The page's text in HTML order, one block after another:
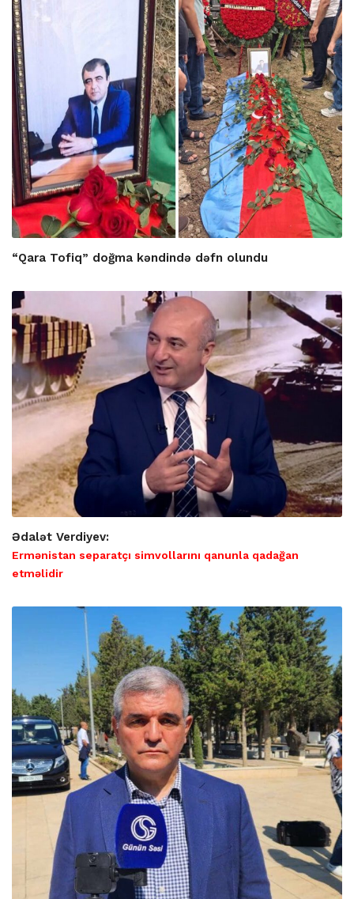
“Qara Tofiq” doğma kəndində dəfn olundu
Ədalət Verdiyev:
Ermənistan separatçı simvollarını qanunla qadağan
etməlidir